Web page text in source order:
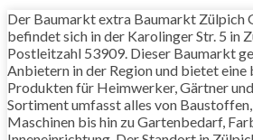
Der Baumarkt extra Baumarkt Zülpich
befindet sich in der Karolinger Str. 5 in
Postleitzahl 53909. Dieser Baumarkt
Anbietern in der Region und bietet eine
Produkten für Heimwerker, Gärtner
Sortiment umfasst alles von
Maschinen bis hin zu Gartenbedarf,